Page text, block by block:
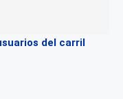
del carril